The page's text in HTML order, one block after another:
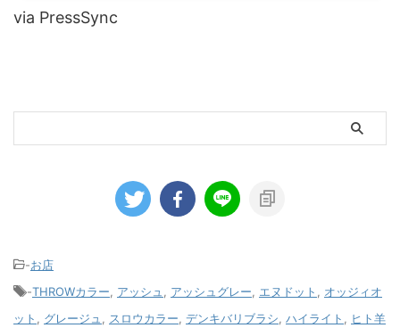
via PressSync
-お店
-THROWカラー アッシュ アッシュグレー エヌドット
オッジィオ
ット
グレージュ スロウカラー デンキバリブラシ ハイライト
ヒト羊